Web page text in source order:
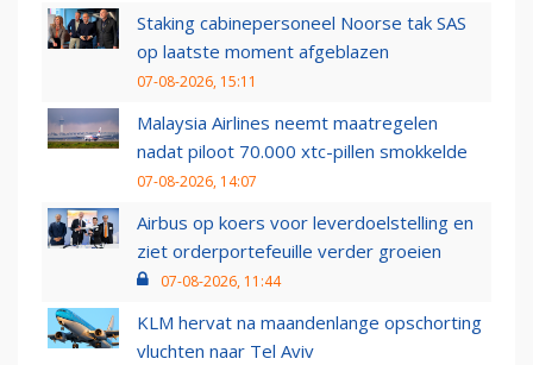
Staking cabinepersoneel Noorse tak SAS
op laatste moment afgeblazen
07-08-2026, 15:11
Malaysia Airlines neemt maatregelen
nadat piloot 70.000 xtc-pillen smokkelde
07-08-2026, 14:07
Airbus op koers voor leverdoelstelling en
ziet orderportefeuille verder groeien
07-08-2026, 11:44
KLM hervat na maandenlange opschorting
vluchten naar Tel Aviv